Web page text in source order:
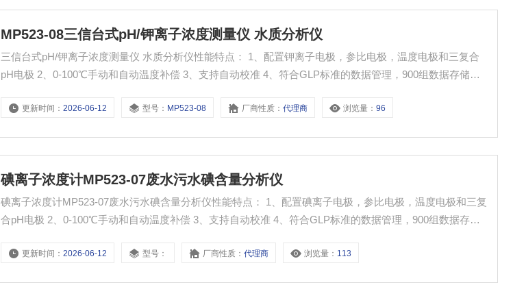
MP523-08三信台式pH/钾离子浓度测量仪 水质分析仪
三信台式pH/钾离子浓度测量仪 水质分析仪性能特点： 1、配置钾离子电极，参比电极，温度电极和三复合
pH电极 2、0-100℃手动和自动温度补偿 3、支持自动校准 4、符合GLP标准的数据管理，900组数据存储，
更新时间：2026-06-12 型号： MP523-08 厂商性质：代理商 浏览量：96
碘离子浓度计MP523-07废水污水碘含量分析仪
碘离子浓度计MP523-07废水污水碘含量分析仪性能特点： 1、配置碘离子电极，参比电极，温度电极和三复
合pH电极 2、0-100℃手动和自动温度补偿 3、支持自动校准 4、符合GLP标准的数据管理，900组数据存
模式，定时测量模式和连续测量模式 6、自动识别13种pH标准缓冲溶液，有四个系列
更新时间：2026-06-12 型号： 厂商性质：代理商 浏览量： 113